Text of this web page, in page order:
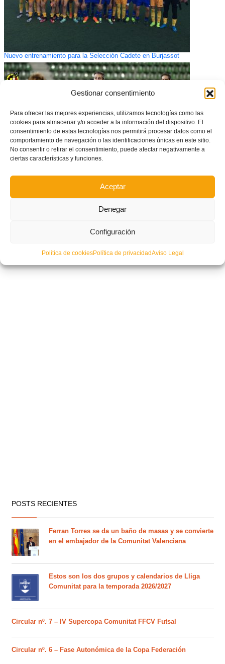
Gestionar consentimiento
Para ofrecer las mejores experiencias, utilizamos tecnologías como las
cookies para almacenar y/o acceder a la información del dispositivo. El
consentimiento de estas tecnologías nos permitirá procesar datos como el
comportamiento de navegación o las identificaciones únicas en este sitio.
No consentir o retirar el consentimiento, puede afectar negativamente a
ciertas características y funciones.
Aceptar
Denegar
Configuración
Política de cookiesPolítica de privacidadAviso Legal
Nuevo entrenamiento para la Selección Cadete en Burjassot
Sandra, Ivana y Marta, citadas para los próximos amistosos de España
POSTS RECIENTES
Ferran Torres se da un baño de masas y se convierte
en el embajador de la Comunitat Valenciana
Estos son los dos grupos y calendarios de Lliga
Comunitat para la temporada 2026/2027
Circular nº. 7 – IV Supercopa Comunitat FFCV Futsal
Circular nº. 6 – Fase Autonómica de la Copa Federación